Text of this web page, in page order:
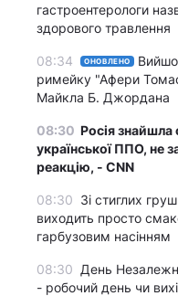
гастроентерологи
здорового травлення
08:34 ОНОВЛЕНО
римейку "Афери
Майкла Б. Джордана
08:30 Росія знайшла
української ППО, не
реакцію, - CNN
08:30 Зі стиглих
виходить просто
гарбузовим насінням
08:30 День
- робочий день чи